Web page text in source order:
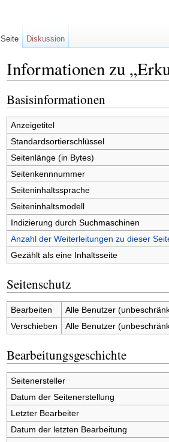
Informationen zu
Basisinformationen
Anzeigetitel
Standardsortierschlüssel
Seitenlänge (in Bytes)
Seitenkennnummer
Seiteninhaltssprache
Seiteninhaltsmodell
Indizierung durch Suchmaschinen
Anzahl der Weiterleitungen zu dieser
Gezählt als eine Inhaltsseite
Seitenschutz
Bearbeiten
Alle Benutzer
Verschieben
Alle Benutzer
Bearbeitungsgeschichte
Seitenersteller
Datum der Seitenerstellung
Letzter Bearbeiter
Datum der letzten Bearbeitung
Seite Diskussion